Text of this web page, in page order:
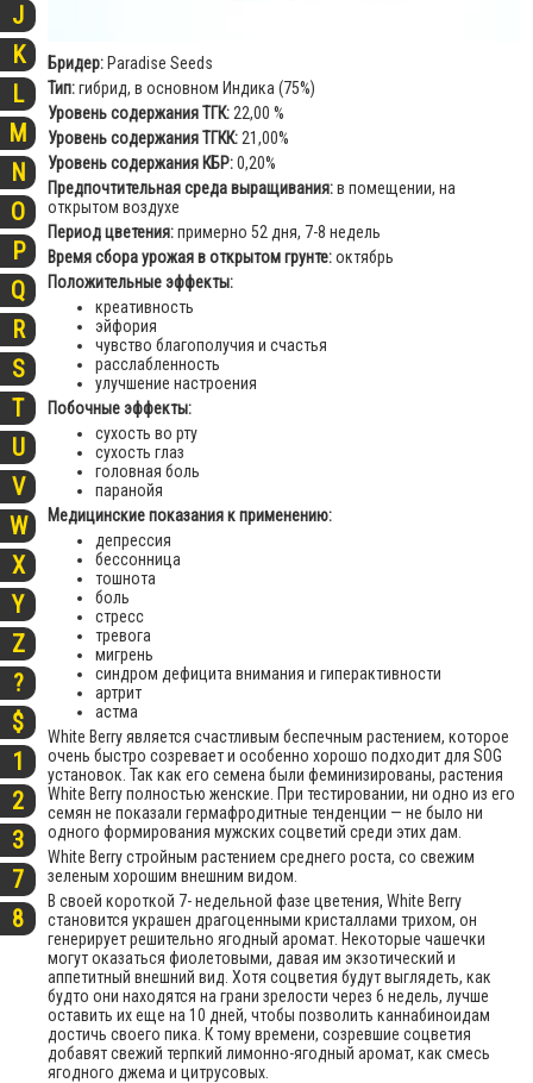
J
K
L
M
N
O
P
Q
R
S
T
U
V
W
X
Y
Z
?
$
1
2
3
7
8
Бридер: Paradise Seeds
Тип:гибрид, в основном Индика (75%)
Уровень содержания ТГК: 22,00 %
Уровень содержания ТГКК: 21,00%
Уровень содержания КБР:0,20%
Предпочтительная среда выращивания:в помещении, на
открытом воздухе
Период цветения:примерно 52 дня, 7-8 недель
Время сбора урожая в открытом грунте:октябрь
Положительные эффекты:
креативность
эйфория
чувство благополучия и счастья
расслабленность
улучшение настроения
Побочные эффекты:
сухость во рту
сухость глаз
головная боль
паранойя
Медицинские показания к применению:
депрессия
бессонница
тошнота
боль
стресс
тревога
мигрень
синдром дефицита внимания и гиперактивности
артрит
астма
White Berry является счастливым беспечным растением, которое
очень быстро созревает и особенно хорошо подходит для SOG
установок. Так как его семена были феминизированы, растения
White Berry полностью женские. При тестировании, ни одно из его
семян не показали гермафродитные тенденции — не было ни
одного формирования мужских соцветий среди этих дам.
White Berry стройным растением среднего роста, со свежим
зеленым хорошим внешним видом.
В своей короткой 7- недельной фазе цветения, White Berry
становится украшен драгоценными кристаллами трихом, он
генерирует решительно ягодный аромат. Некоторые чашечки
могут оказаться фиолетовыми, давая им экзотический и
аппетитный внешний вид. Хотя соцветия будут выглядеть, как
будто они находятся на грани зрелости через 6 недель, лучше
оставить их еще на 10 дней, чтобы позволить каннабиноидам
достичь своего пика. К тому времени, созревшие соцветия
добавят свежий терпкий лимонно-ягодный аромат, как смесь
ягодного джема и цитрусовых.